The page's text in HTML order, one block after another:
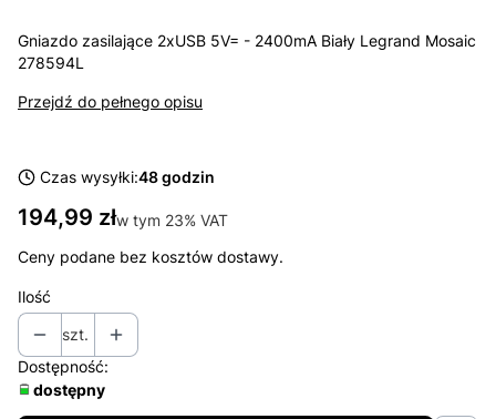
Gniazdo zasilające 2xUSB 5V= - 2400mA Biały Legrand Mosaic
278594L
Przejdź do pełnego opisu
Czas wysyłki:48 godzin
Cena
194,99 złw tym 23% VAT
w tym 23% VAT
Ceny podane bez kosztów dostawy.
Ilość
szt.
Dostępność:
dostępny